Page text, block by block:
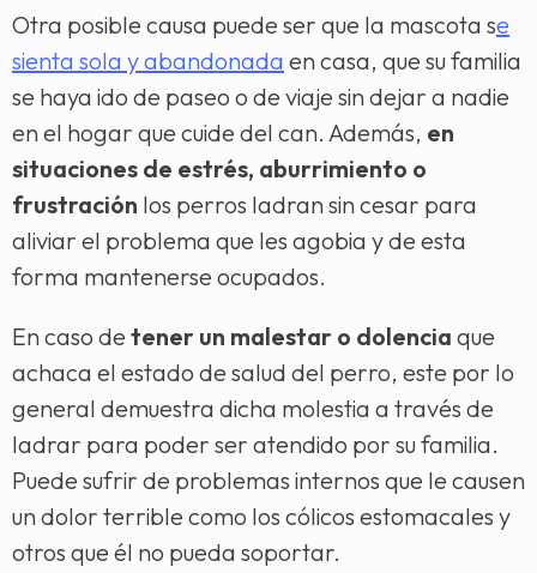
Otra posible causa puede ser que la mascota se
sienta sola y abandonada en casa, que su familia
se haya ido de paseo o de viaje sin dejar a nadie
en el hogar que cuide del can. Además, en
situaciones de estrés, aburrimiento o
frustración los perros ladran sin cesar para
aliviar el problema que les agobia y de esta
forma mantenerse ocupados.
En caso de tener un malestar o dolencia que
achaca el estado de salud del perro, este por lo
general demuestra dicha molestia a través de
ladrar para poder ser atendido por su familia.
Puede sufrir de problemas internos que le causen
un dolor terrible como los cólicos estomacales y
otros que él no pueda soportar.